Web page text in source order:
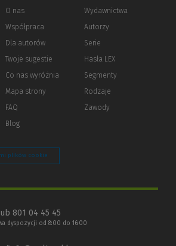
O nas
Współpraca
Dla autorów(Nowe
(Link
innej
Twoje sugestie
Co nas wyróżnia
Mapa strony
FAQ
Blog
Wydawnictwa
Autorzy
Serie
Hasła LEX
Segmenty
Rodzaje
Zawody
plików cookie
801 04 45 45
dyspozycji od 8:00 do 16:00